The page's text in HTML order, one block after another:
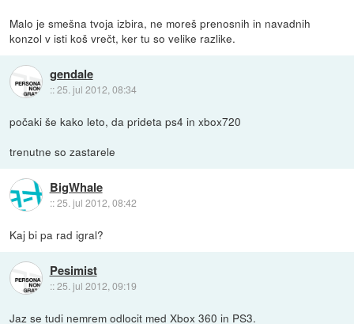
Malo je smešna tvoja izbira, ne moreš prenosnih in navadnih
konzol v isti koš vrečt, ker tu so velike razlike.
gendale
::25. jul 2012, 08:34
počaki še kako leto, da prideta ps4 in xbox720
trenutne so zastarele
BigWhale
::25. jul 2012, 08:42
Kaj bi pa rad igral?
Pesimist
::25. jul 2012, 09:19
Jaz se tudi nemrem odlocit med Xbox 360 in PS3.